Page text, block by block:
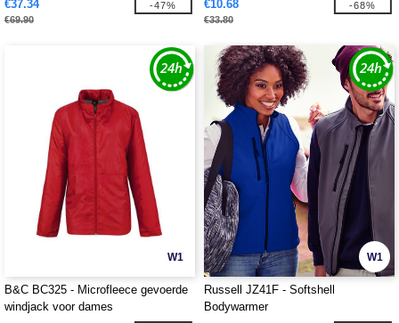
€37.34
€69.90
-47% €10.68
€33.80
-68%
W1
B&C BC325 - Microfleece gevoerde
windjack voor dames
W1
Russell JZ41F - Softshell
Bodywarmer